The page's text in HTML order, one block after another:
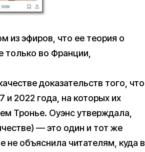
из эфиров, что ее теория о
только во Франции,
доказательств того, что
2022 года, на которых их
Тронье. Оуэнс утверждала,
— это один и тот же
не объяснила читателям, куда в